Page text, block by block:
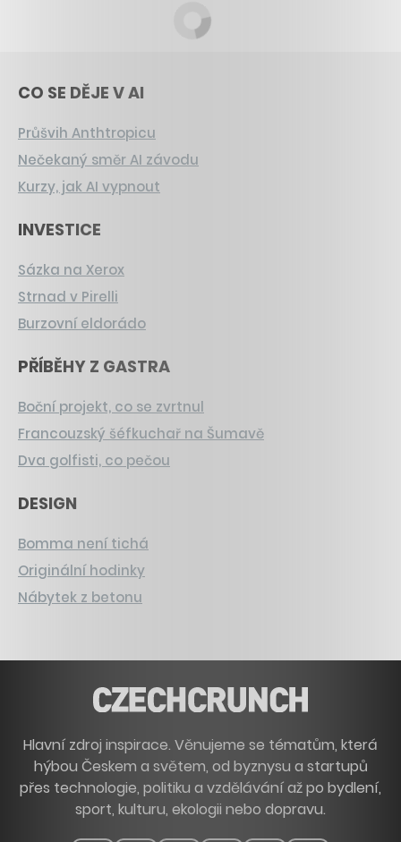
CO SE DĚJE V AI
Průšvih Anthtropicu
Nečekaný směr AI závodu
Kurzy, jak AI vypnout
INVESTICE
Sázka na Xerox
Strnad v Pirelli
Burzovní eldorádo
PŘÍBĚHY Z GASTRA
Boční projekt, co se zvrtnul
Francouzský šéfkuchař na Šumavě
Dva golfisti, co pečou
DESIGN
Bomma není tichá
Originální hodinky
Nábytek z betonu
Hlavní zdroj inspirace. Věnujeme se tématům, která
hýbou Českem a světem, od byznysu a startupů
přes technologie, politiku a vzdělávání až po bydlení,
sport, kulturu, ekologii nebo dopravu.